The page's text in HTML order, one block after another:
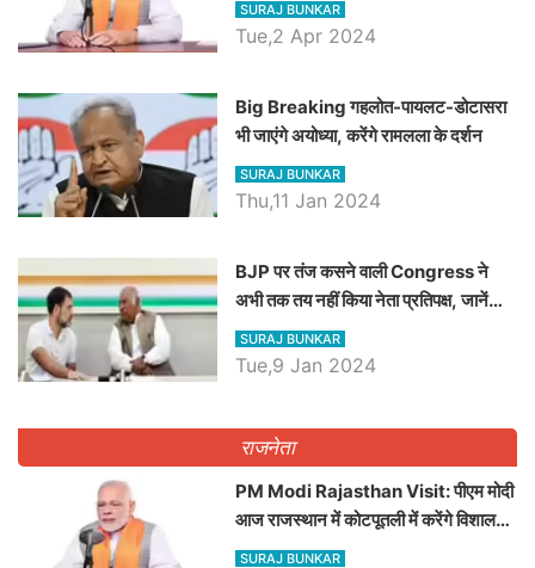
SURAJ BUNKAR
Tue,2 Apr 2024
Big Breaking गहलोत-पायलट-डोटासरा
भी जाएंगे अयोध्या, करेंगे रामलला के दर्शन
SURAJ BUNKAR
Thu,11 Jan 2024
BJP पर तंज कसने वाली Congress ने
अभी तक तय नहीं किया नेता प्रतिपक्ष, जानें
कौन होगा दावेदार
SURAJ BUNKAR
Tue,9 Jan 2024
राजनेता
PM Modi Rajasthan Visit: पीएम मोदी
आज राजस्थान में कोटपूतली में करेंगे विशाल
रैली, एक सभा से 8 सीटों पर साधेगें निशाना
SURAJ BUNKAR